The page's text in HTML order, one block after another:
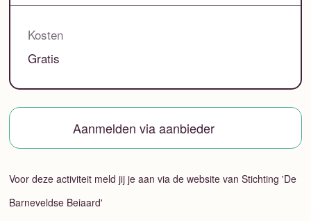
Kosten
Gratis
Aanmelden via aanbieder
Voor deze activiteit meld jij je aan via de website van Stichting 'De
Barneveldse Beiaard'